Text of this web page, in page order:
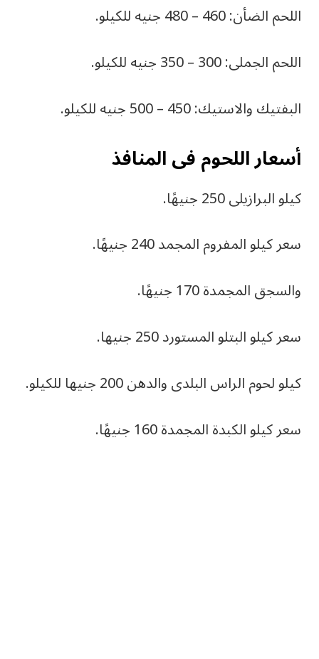
اللحم الضأن: 460 – 480 جنيه للكيلو.
اللحم الجملى: 300 – 350 جنيه للكيلو.
البفتيك والاستيك: 450 – 500 جنيه للكيلو.
أسعار اللحوم فى المنافذ
كيلو البرازيلى 250 جنيهًا.
سعر كيلو المفروم المجمد 240 جنيهًا.
والسجق المجمدة 170 جنيهًا.
سعر كيلو البتلو المستورد 250 جنيها.
كيلو لحوم الراس البلدى والدهن 200 جنيها للكيلو.
سعر كيلو الكبدة المجمدة 160 جنيهًا.